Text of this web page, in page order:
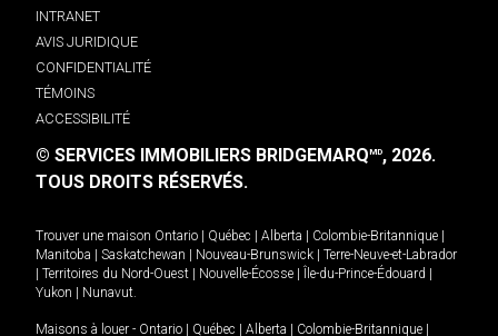
INTRANET
AVIS JURIDIQUE
CONFIDENTIALITÉ
TÉMOINS
ACCESSIBILITÉ
© SERVICES IMMOBILIERS BRIDGEMARQMD, 2026.
TOUS DROITS RÉSERVÉS.
Trouver une maison Ontario Québec Alberta Colombie-Britannique
Manitoba
Saskatchewan Nouveau-Brunswick
Terre-Neuve-et-Labrador
Territoires du Nord-Ouest Nouvelle-Écosse Île-du-Prince-Édouard
Yukon
Nunavut.
Maisons à louer - Ontario Québec Alberta Colombie-Britannique